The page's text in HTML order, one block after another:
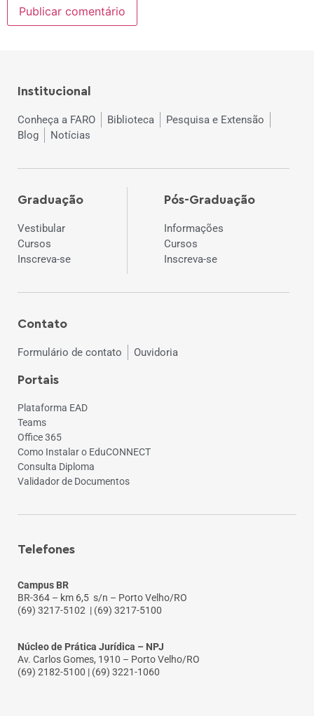
Institucional
Conheça a FARO Biblioteca
Pesquisa e Extensão
Blog
Notícias
Graduação
Vestibular
Cursos
Inscreva-se
Pós-Graduação
Informações
Cursos
Inscreva-se
Contato
Formulário de contato Ouvidoria
Portais
Plataforma EAD
Teams
Office 365
Como Instalar o EduCONNECT
Consulta Diploma
Validador de Documentos
Telefones
Campus BR
BR-364 – km 6,5 s/n – Porto Velho/RO
(69) 3217-5102 | (69) 3217-5100
Núcleo de Prática Jurídica – NPJ
Av. Carlos Gomes, 1910 – Porto Velho/RO
(69) 2182-5100 | (69) 3221-1060